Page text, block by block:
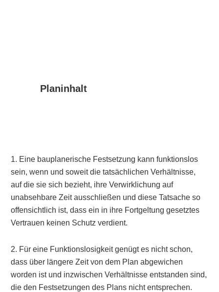
Planinhalt
1. Eine bauplanerische Festsetzung kann funktionslos
sein, wenn und soweit die tatsächlichen Verhältnisse,
auf die sie sich bezieht, ihre Verwirklichung auf
unabsehbare Zeit ausschließen und diese Tatsache so
offensichtlich ist, dass ein in ihre Fortgeltung gesetztes
Vertrauen keinen Schutz verdient.
2. Für eine Funktionslosigkeit genügt es nicht schon,
dass über längere Zeit von dem Plan abgewichen
worden ist und inzwischen Verhältnisse entstanden sind,
die den Festsetzungen des Plans nicht entsprechen.